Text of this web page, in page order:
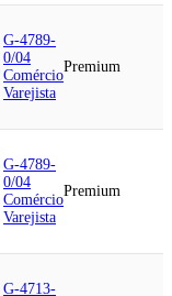
G-4789-
0/04
Comércio
Varejista
Premium
G-4789-
0/04
Comércio
Varejista
Premium
G-4713-